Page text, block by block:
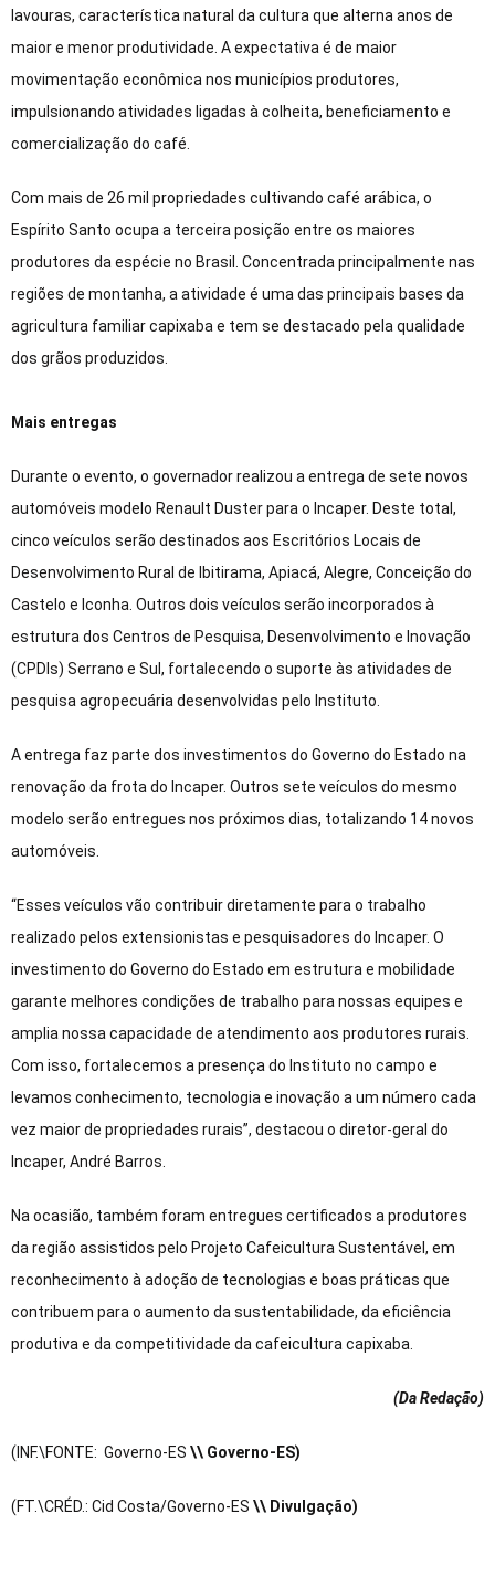
lavouras, característica natural da cultura que alterna anos de
maior e menor produtividade. A expectativa é de maior
movimentação econômica nos municípios produtores,
impulsionando atividades ligadas à colheita, beneficiamento e
comercialização do café.
Com mais de 26 mil propriedades cultivando café arábica, o
Espírito Santo ocupa a terceira posição entre os maiores
produtores da espécie no Brasil. Concentrada principalmente nas
regiões de montanha, a atividade é uma das principais bases da
agricultura familiar capixaba e tem se destacado pela qualidade
dos grãos produzidos.
Mais entregas
Durante o evento, o governador realizou a entrega de sete novos
automóveis modelo Renault Duster para o Incaper. Deste total,
cinco veículos serão destinados aos Escritórios Locais de
Desenvolvimento Rural de Ibitirama, Apiacá, Alegre, Conceição do
Castelo e Iconha. Outros dois veículos serão incorporados à
estrutura dos Centros de Pesquisa, Desenvolvimento e Inovação
(CPDIs) Serrano e Sul, fortalecendo o suporte às atividades de
pesquisa agropecuária desenvolvidas pelo Instituto.
A entrega faz parte dos investimentos do Governo do Estado na
renovação da frota do Incaper. Outros sete veículos do mesmo
modelo serão entregues nos próximos dias, totalizando 14 novos
automóveis.
“Esses veículos vão contribuir diretamente para o trabalho
realizado pelos extensionistas e pesquisadores do Incaper. O
investimento do Governo do Estado em estrutura e mobilidade
garante melhores condições de trabalho para nossas equipes e
amplia nossa capacidade de atendimento aos produtores rurais.
Com isso, fortalecemos a presença do Instituto no campo e
levamos conhecimento, tecnologia e inovação a um número cada
vez maior de propriedades rurais”, destacou o diretor-geral do
Incaper, André Barros.
Na ocasião, também foram entregues certificados a produtores
da região assistidos pelo Projeto Cafeicultura Sustentável, em
reconhecimento à adoção de tecnologias e boas práticas que
contribuem para o aumento da sustentabilidade, da eficiência
produtiva e da competitividade da cafeicultura capixaba.
(Da Redação)
(INF.\FONTE: Governo-ES \\ Governo-ES)
(FT.\CRÉD.: Cid Costa/Governo-ES \\ Divulgação)